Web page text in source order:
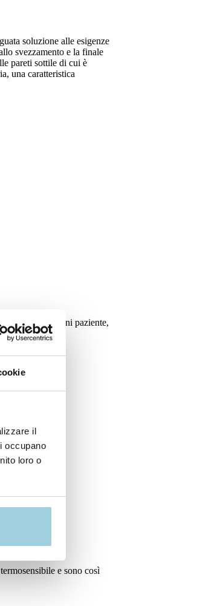
il
occupano
loro o
soluzione alle esigenze
svezzamento e la finale
pareti sottile di cui è
una caratteristica
di ogni paziente,
e sono così